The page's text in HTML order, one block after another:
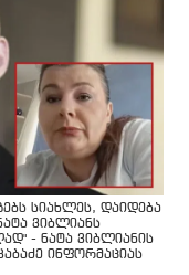
სიახლეს, დაიდება
ვიბლიანს
- ნატა ვიბლიანის
ინფორმაციას